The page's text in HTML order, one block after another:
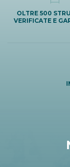
OLTRE 500
VERIFICATE E